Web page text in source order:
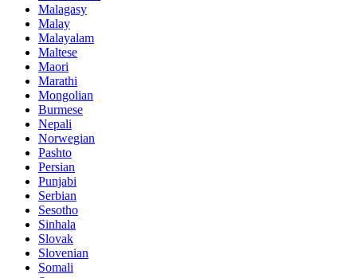
Malagasy
Malay
Malayalam
Maltese
Maori
Marathi
Mongolian
Burmese
Nepali
Norwegian
Pashto
Persian
Punjabi
Serbian
Sesotho
Sinhala
Slovak
Slovenian
Somali